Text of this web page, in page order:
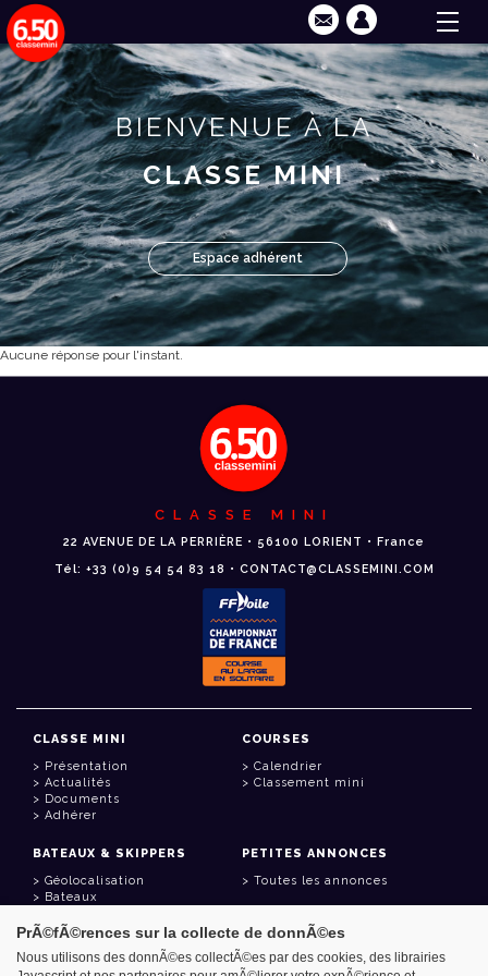
BIENVENUE À LA
CLASSE MINI
Espace adhérent
Aucune réponse pour l'instant.
CLASSE MINI
22 AVENUE DE LA PERRIÈRE • 56100 LORIENT • France
Tél: +33 (0)9 54 54 83 18 • CONTACT@CLASSEMINI.COM
CLASSE MINI
Présentation
Actualités
Documents
Adhérer
COURSES
Calendrier
Classement mini
BATEAUX & SKIPPERS
Géolocalisation
Bateaux
PETITES ANNONCES
Toutes les annonces
LIENS UTILES
PrÃ©fÃ©rences sur la collecte de donnÃ©es
Nous utilisons des donnÃ©es collectÃ©es par des cookies, des librairies